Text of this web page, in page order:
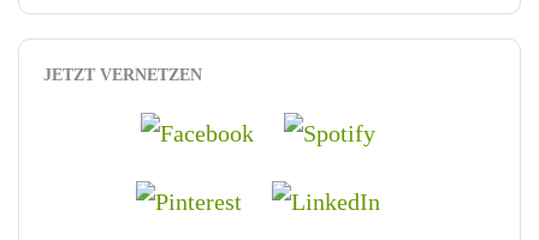
JETZT VERNETZEN